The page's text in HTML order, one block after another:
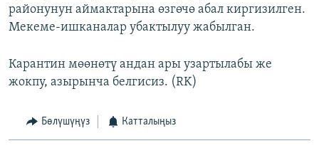
районунун аймактарына өзгөчө абал киргизилген.
Мекеме-ишканалар убактылуу жабылган.
Карантин мөөнөтү андан ары узартылабы же
жокпу, азырынча белгисиз. (RK)
Бөлүшүңүз Катталыңыз